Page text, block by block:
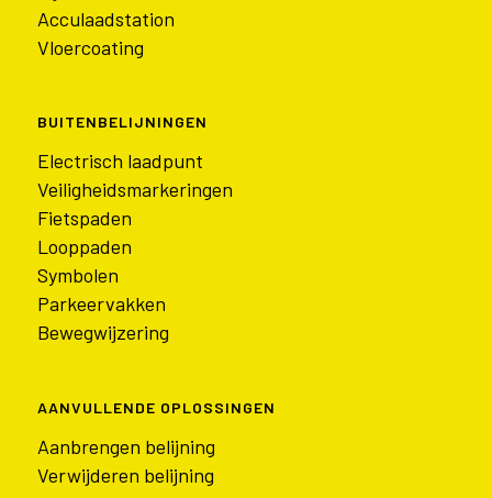
Acculaadstation
Vloercoating
BUITENBELIJNINGEN
Electrisch laadpunt
Veiligheidsmarkeringen
Fietspaden
Looppaden
Symbolen
Parkeervakken
Bewegwijzering
AANVULLENDE OPLOSSINGEN
Aanbrengen belijning
Verwijderen belijning